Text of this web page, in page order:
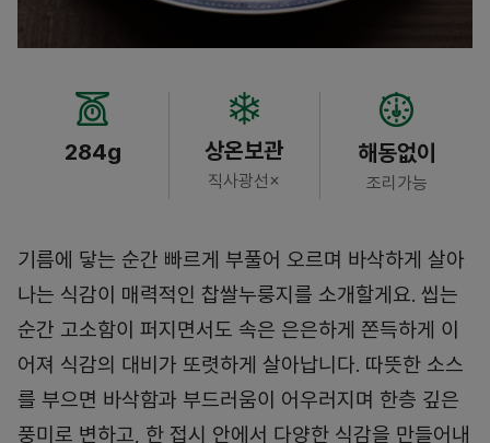
284g 상온보관
직사광선×
해동없이
조리가능
기름에 닿는 순간 빠르게 부풀어 오르며 바삭하게 살아
나는 식감이 매력적인 찹쌀누룽지를 소개할게요. 씹는
순간 고소함이 퍼지면서도 속은 은은하게 쫀득하게 이
어져 식감의 대비가 또렷하게 살아납니다. 따뜻한 소스
를 부으면 바삭함과 부드러움이 어우러지며 한층 깊은
풍미로 변하고, 한 접시 안에서 다양한 식감을 만들어내